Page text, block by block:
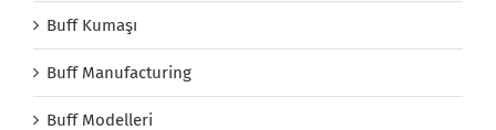
Buff Kumaşı
Buff Manufacturing
Buff Modelleri